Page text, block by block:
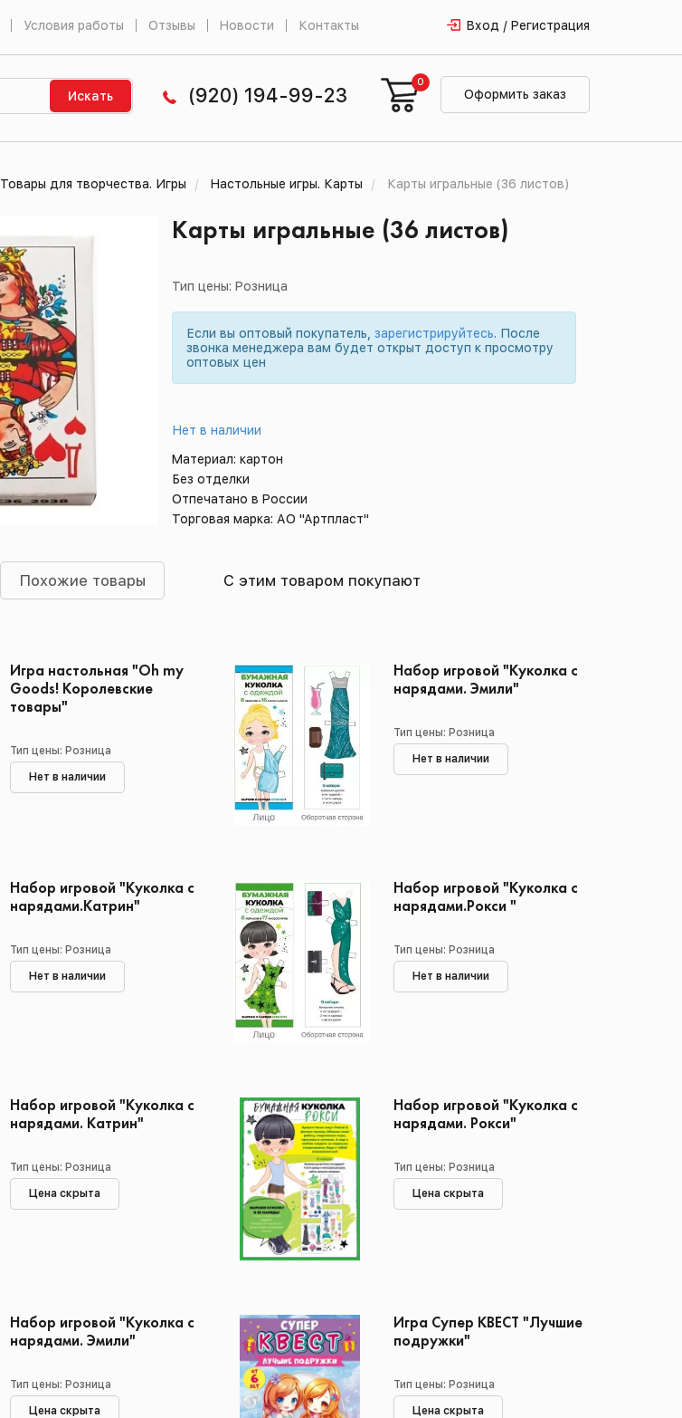
Условия работы Отзывы Новости Контакты Вход / Регистрация
Искать (920) 194-99-23 Оформить заказ
0
Товары для творчества. Игры Настольные игры. Карты Карты игральные (36 листов)
Карты игральные (36 листов)
Тип цены: Розница
Если вы оптовый покупатель,зарегистрируйтесь. После
звонка менеджера вам будет открыт доступ к просмотру
оптовых цен
Нет в наличии
Материал: картон
Без отделки
Отпечатано в России
Торговая марка: АО "Артпласт"
Похожие товары С этим товаром покупают
Игра настольная "Oh my
Goods! Королевские
товары"
Тип цены: Розница
Нет в наличии
Набор игровой "Куколка с
нарядами. Эмили"
Тип цены: Розница
Нет в наличии
Набор игровой "Куколка с
нарядами.Катрин"
Тип цены: Розница
Нет в наличии
Набор игровой "Куколка с
нарядами.Рокси "
Тип цены: Розница
Нет в наличии
Набор игровой "Куколка с
нарядами. Катрин"
Тип цены: Розница
Цена скрыта
Набор игровой "Куколка с
нарядами. Рокси"
Тип цены: Розница
Цена скрыта
Набор игровой "Куколка с
нарядами. Эмили"
Тип цены: Розница
Цена скрыта
Игра Супер КВЕСТ "Лучшие
подружки"
Тип цены: Розница
Цена скрыта